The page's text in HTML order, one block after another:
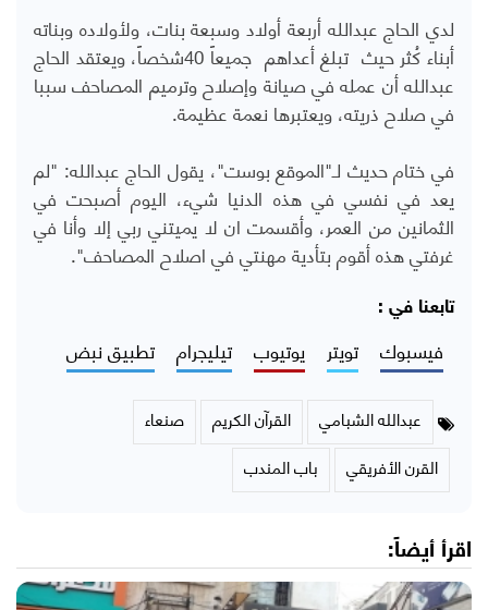
لدي الحاج عبدالله أربعة أولاد وسبعة بنات، ولأولاده وبناته
أبناء كُثر حيث تبلغ أعداهم جميعاً 40شخصاً، ويعتقد الحاج
عبدالله أن عمله في صيانة وإصلاح وترميم المصاحف سببا
في صلاح ذريته، ويعتبرها نعمة عظيمة.
في ختام حديث لـ"الموقع بوست"، يقول الحاج عبدالله: "لم
يعد في نفسي في هذه الدنيا شيء، اليوم أصبحت في
الثمانين من العمر، وأقسمت ان لا يميتني ربي إلا وأنا في
غرفتي هذه أقوم بتأدية مهنتي في اصلاح المصاحف".
تابعنا في :
فيسبوك تويتر يوتيوب تيليجرام تطبيق نبض
عبدالله الشبامي القرآن الكريم
صنعاء
القرن الأفريقي
باب المندب
اقرأ أيضاً: